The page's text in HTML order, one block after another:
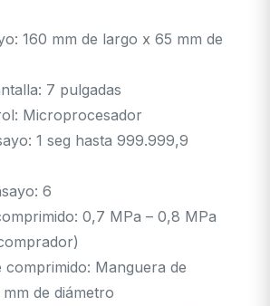
160 mm de largo x 65 mm de
7 pulgadas
Microprocesador
1 seg hasta 999.999,9
6
0,7 MPa – 0,8 MPa
comprimido: Manguera de
de diámetro